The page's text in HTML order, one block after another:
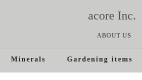
acore Inc.
ABOUT US
Minerals Gardening items